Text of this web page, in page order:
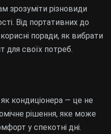
зрозуміти різновиди
Від портативних до
поради, як вибрати
для своїх потреб.
кондиціонера — це не
рішення, яке може
у спекотні дні.